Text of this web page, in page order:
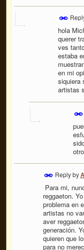
hola
querer
ves
estaba
en mi
siquiera
artistas
Reply by
Para mi,
reggaeton.
problema en
artistas no
aver
generación.
quieren que
para no